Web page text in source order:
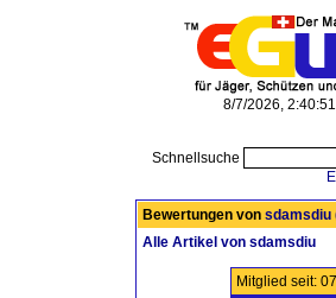
8/7/2026,
Schnellsuche
Bewertungen von sdamsdiu
Alle Artikel von sdamsdiu
Mitglied seit: